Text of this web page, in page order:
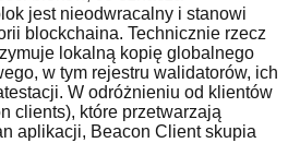
jest nieodwracalny i stanowi
blockchaina. Technicznie rzecz
lokalną kopię globalnego
w tym rejestru walidatorów, ich
W odróżnieniu od klientów
clients), które przetwarzają
aplikacji, Beacon Client skupia